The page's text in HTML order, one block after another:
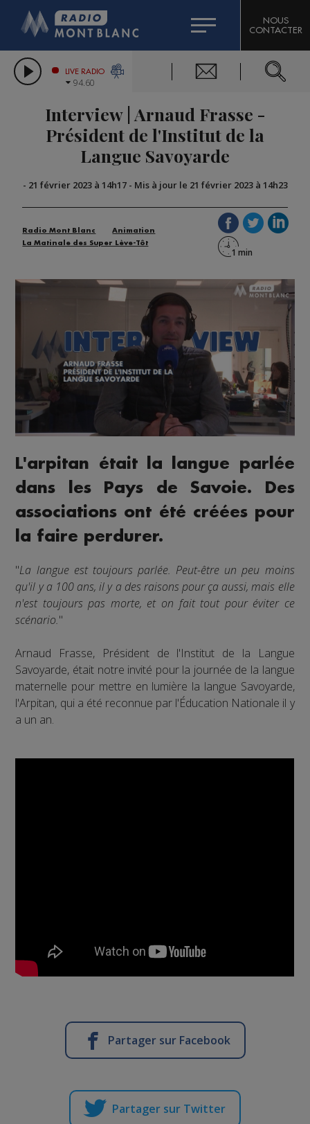
LES CHRONIQUES DE L'EXPERT
CITIZEN MACHINERY
GRAND MASSIF DOMAINES SKIABLES
BIGARD
COMPAGNIE DU MONT-BLANC
NOUS
CONTACTER
LIVE RADIO
94.60
Interview | Arnaud Frasse -
Président de l'Institut de la
Langue Savoyarde
- 21 février 2023 à 14h17- Mis à jour le 21 février 2023 à 14h23
Radio Mont Blanc
Animation
La Matinale des Super Lève-Tôt
L'arpitan était la langue parlée
dans les Pays de Savoie. Des
associations ont été créées pour
la faire perdurer.
"La langue est toujours parlée. Peut-être un peu moins
qu'il y a 100 ans, il y a des raisons pour ça aussi, mais elle
n'est toujours pas morte, et on fait tout pour éviter ce
scénario."
Arnaud Frasse, Président de l'Institut de la Langue
Savoyarde, était notre invité pour la journée de la langue
maternelle pour mettre en lumière la langue Savoyarde,
l'Arpitan, qui a été reconnue par l'Éducation Nationale il y
a un an.
Partager sur Facebook
Partager sur Twitter